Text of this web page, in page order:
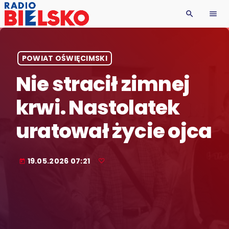
search menu
POWIAT OŚWIĘCIMSKI
Nie stracił zimnej
krwi. Nastolatek
uratował życie ojca
today 19.05.2026 07:21